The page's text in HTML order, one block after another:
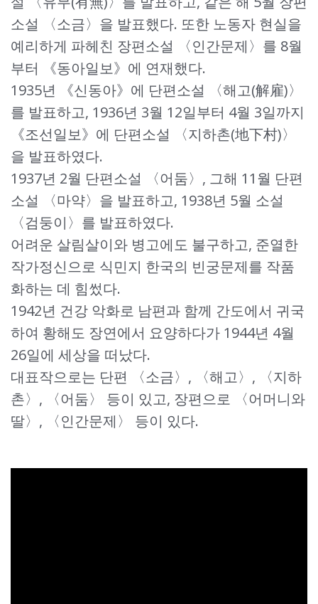
소설 〈소금〉을 발표했다. 또한 노동자 현실을
예리하게 파헤친 장편소설 〈인간문제〉를 8월
부터 《동아일보》에 연재했다.
1935년 《신동아》에 단편소설 〈해고(解雇)〉
를 발표하고, 1936년 3월 12일부터 4월 3일까지
《조선일보》에 단편소설 〈지하촌(地下村)〉
을 발표하였다.
1937년 2월 단편소설 〈어둠〉, 그해 11월 단편
소설 〈마약〉을 발표하고, 1938년 5월 소설
〈검둥이〉를 발표하였다.
어려운 살림살이와 병고에도 불구하고, 준열한
작가정신으로 식민지 한국의 빈궁문제를 작품
화하는 데 힘썼다.
1942년 건강 악화로 남편과 함께 간도에서 귀국
하여 황해도 장연에서 요양하다가 1944년 4월
26일에 세상을 떠났다.
대표작으로는 단편 〈소금〉, 〈해고〉, 〈지하
촌〉, 〈어둠〉 등이 있고, 장편으로 〈어머니와
딸〉, 〈인간문제〉 등이 있다.